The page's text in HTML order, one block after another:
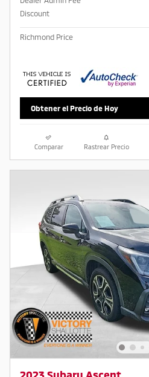
Discount
Richmond Price
Obtener el Precio de Hoy
Comparar Rastrear Precio